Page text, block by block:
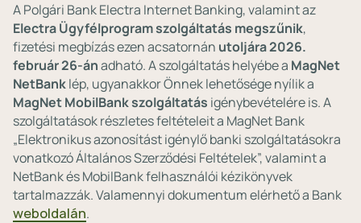
A Polgári Bank Electra Internet Banking, valamint az
Electra Ügyfélprogramszolgáltatás megszűnik,
fizetési megbízás ezen acsatornán utoljára 2026.
február 26-ánadható. A szolgáltatás helyébe a MagNet
NetBanklép, ugyanakkor Önnek lehetősége nyílik a
MagNetMobilBank szolgáltatás igénybevételére is. A
szolgáltatások részletes feltételeit a MagNet Bank
„Elektronikus azonosítást igénylő banki szolgáltatásokra
vonatkozó Általános Szerződési Feltételek”, valamint a
NetBank és MobilBank felhasználói kézikönyvek
tartalmazzák. Valamennyi dokumentum elérhető a Bank
weboldalán.